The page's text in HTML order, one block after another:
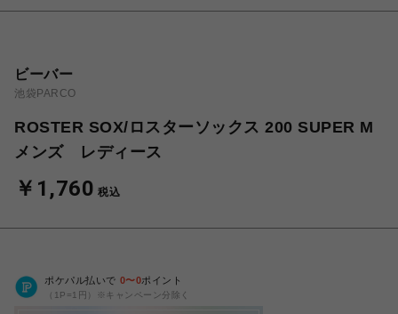
ビーバー
池袋PARCO
ROSTER SOX/ロスターソックス 200 SUPER M
メンズ レディース
￥1,760 税込
ポケパル払いで 0〜0ポイント
（1P=1円）※キャンペーン分除く